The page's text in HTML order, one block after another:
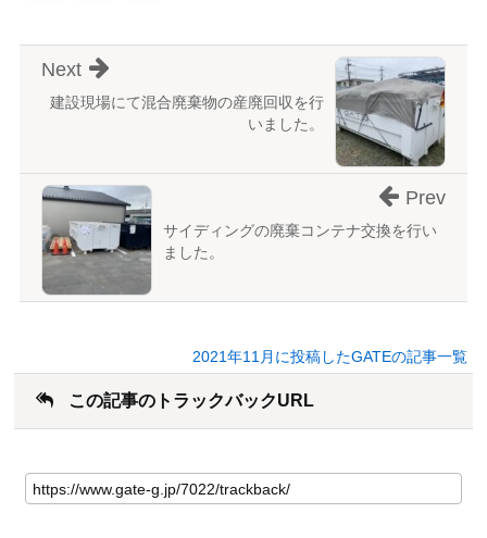
建設現場にて混合廃棄物の産廃回収を行
いました。
Next
サイディングの廃棄コンテナ交換を行い
ました。
Prev
2021年11月に投稿したGATEの記事一覧
この記事のトラックバックURL
の
記